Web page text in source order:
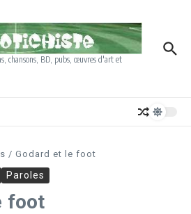
chansons, BD, pubs, œuvres d'art et
/ Godard et le foot
Paroles
foot